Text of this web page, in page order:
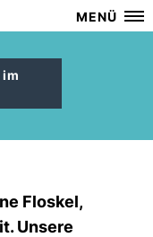
MENÜ
im
Floskel,
Unsere